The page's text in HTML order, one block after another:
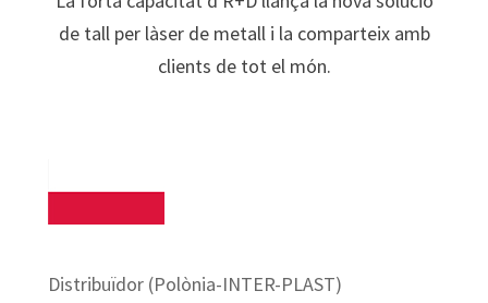
de tall per làser de metall i la comparteix amb
clients de tot el món.
Distribuïdor (Polònia-INTER-PLAST)